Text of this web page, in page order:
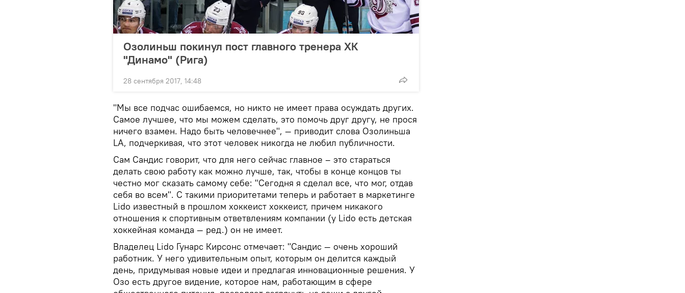
Озолиньш покинул пост главного тренера ХК
"Динамо" (Рига)
28 сентября 2017, 14:48
"Мы все подчас ошибаемся, но никто не имеет права осуждать других.
Самое лучшее, что мы можем сделать, это помочь друг другу, не прося
ничего взамен. Надо быть человечнее", — приводит слова Озолиньша
LA, подчеркивая, что этот человек никогда не любил публичности.
Сам Сандис говорит, что для него сейчас главное – это стараться
делать свою работу как можно лучше, так, чтобы в конце концов ты
честно мог сказать самому себе: "Сегодня я сделал все, что мог, отдав
себя во всем". С такими приоритетами теперь и работает в маркетинге
Lido известный в прошлом хоккеист хоккеист, причем никакого
отношения к спортивным ответвлениям компании (у Lido есть детская
хоккейная команда — ред.) он не имеет.
Владелец Lido Гунарс Кирсонс отмечает: "Сандис — очень хороший
работник. У него удивительным опыт, которым он делится каждый
день, придумывая новые идеи и предлагая инновационные решения. У
Oзo есть другое видение, которое нам, работающим в сфере